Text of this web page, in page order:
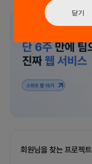
닫기
회원님을 찾는 프로젝트